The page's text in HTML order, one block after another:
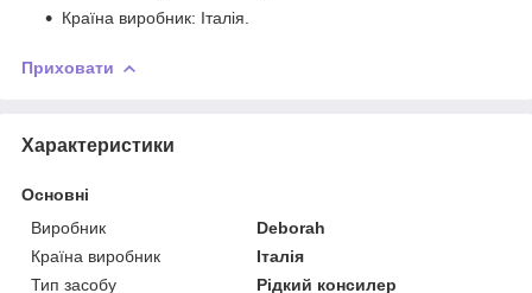
Країна виробник: Італія.
Приховати
Характеристики
Основні
Виробник
Deborah
Країна виробник
Італія
Тип засобу
Рідкий консилер